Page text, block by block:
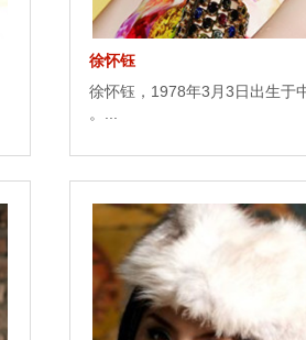
徐怀钰
徐怀钰，1978年3月3日出生于
。...